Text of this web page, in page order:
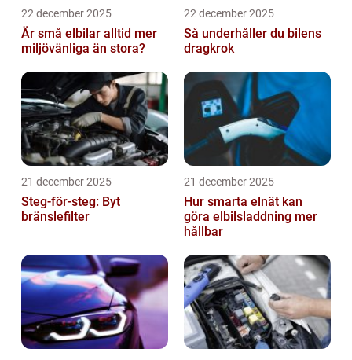
22 december 2025
Är små elbilar alltid mer
miljövänliga än stora?
22 december 2025
Så underhåller du bilens
dragkrok
21 december 2025
Steg-för-steg: Byt
bränslefilter
21 december 2025
Hur smarta elnät kan
göra elbilsladdning mer
hållbar